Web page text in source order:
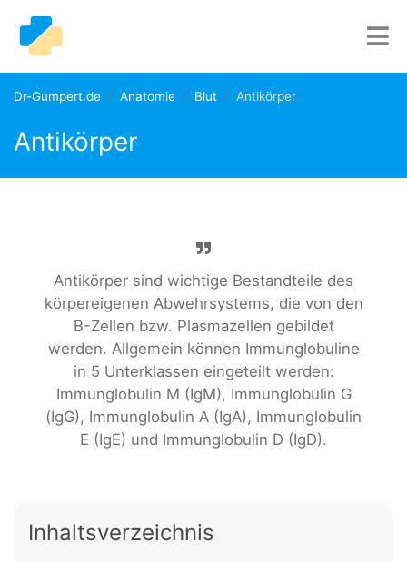
Dr-Gumpert.de Anatomie Blut Antikörper
Antikörper
Antikörper sind wichtige Bestandteile des
körpereigenen Abwehrsystems, die von den
B-Zellen bzw. Plasmazellen gebildet
werden. Allgemein können Immunglobuline
in 5 Unterklassen eingeteilt werden:
Immunglobulin M (IgM), Immunglobulin G
(IgG), Immunglobulin A (IgA), Immunglobulin
E (IgE) und Immunglobulin D (IgD).
Inhaltsverzeichnis